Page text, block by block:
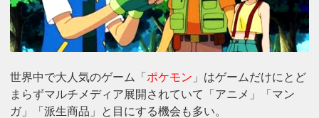
世界中で大人気のゲーム「 ポケモン 」はゲームだけにとど
まらずマルチメディア展開されていて「アニメ」「マン
ガ」「派生商品」と目にする機会も多い。